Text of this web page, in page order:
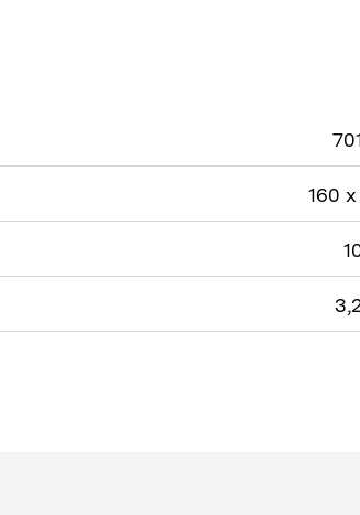
160 x